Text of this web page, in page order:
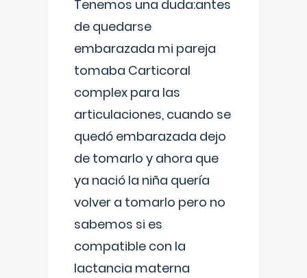
Tenemos una duda:antes
de quedarse
embarazada mi pareja
tomaba Carticoral
complex para las
articulaciones, cuando se
quedó embarazada dejo
de tomarlo y ahora que
ya nació la niña quería
volver a tomarlo pero no
sabemos si es
compatible con la
lactancia materna